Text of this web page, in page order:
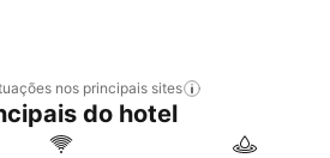
nos principais sites
do hotel